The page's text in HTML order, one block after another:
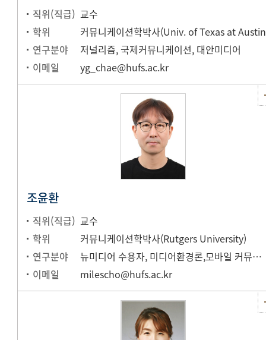
직위(직급) 교수
학위
커뮤니케이션학박사(Univ. of Texas at
연구분야
저널리즘, 국제커뮤니케이션, 대안미디어
이메일
yg_chae@hufs.ac.kr
조윤환
직위(직급) 교수
학위
커뮤니케이션학박사(Rutgers University)
연구분야
뉴미디어 수용자, 미디어환경론,모바일 커뮤니케이션
이메일
milescho@hufs.ac.kr